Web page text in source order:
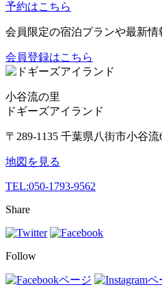
予約はこちら
会員限定の宿泊プランや最新情
会員登録はこちら
小谷流の里
ドギーズアイランド
〒289-1135 千葉県八街市小谷流
地図を見る
TEL:050-1793-9562
Share
Follow